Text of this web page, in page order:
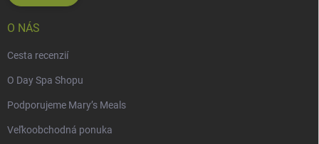
O NÁS
Cesta recenzií
O Day Spa Shopu
Podporujeme Mary’s Meals
Veľkoobchodná ponuka